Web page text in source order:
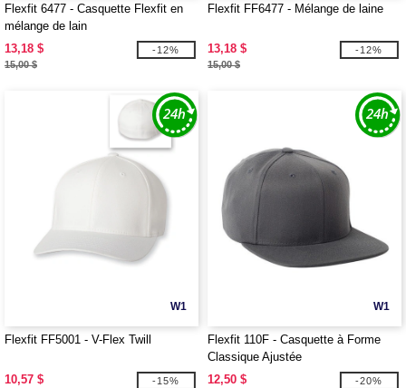
Flexfit 6477 - Casquette Flexfit en
mélange de lain
13,18 $
15,00 $
-12%
Flexfit FF6477 - Mélange de laine
13,18 $
15,00 $
-12%
W1
Flexfit FF5001 - V-Flex Twill
10,57 $ -15%
W1
Flexfit 110F - Casquette à Forme
Classique Ajustée
12,50 $
-20%